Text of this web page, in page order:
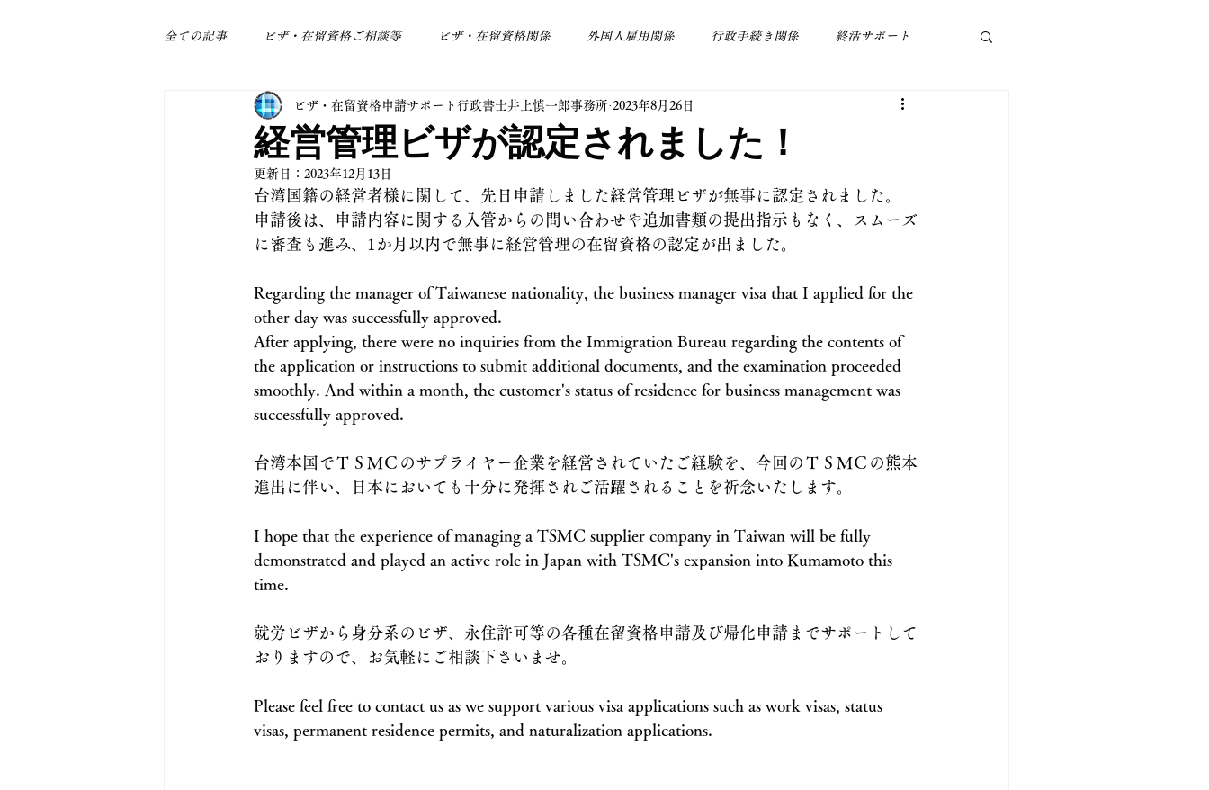
全ての記事 ビザ・在留資格ご相談等 ビザ・在留資格関係 外国人雇用関係 行政手続き関係 終活サポート
身近なトラブル 補助金関係 その他 会社設立関係
経営管理ビザが認定されました！
ビザ・在留資格申請サポート行政書士井上慎一郎事務所 2023年8月26日
更新日： 2023年12月13日
台湾国籍の経営者様に関して、先日申請しました経営管理ビザが無事に認定されました。
申請後は、申請内容に関する入管からの問い合わせや追加書類の提出指示もなく、スムーズ
に審査も進み、1か月以内で無事に経営管理の在留資格の認定が出ました。
Regarding the manager of Taiwanese nationality, the business manager visa that I applied for the
other day was successfully approved.
After applying, there were no inquiries from the Immigration Bureau regarding the contents of
the application or instructions to submit additional documents, and the examination proceeded
smoothly. And within a month, the customer's status of residence for business management was
successfully approved.
台湾本国でＴＳＭＣのサプライヤー企業を経営されていたご経験を、今回のＴＳＭＣの熊本
進出に伴い、日本においても十分に発揮されご活躍されることを祈念いたします。
I hope that the experience of managing a TSMC supplier company in Taiwan will be fully
demonstrated and played an active role in Japan with TSMC's expansion into Kumamoto this
time.
就労ビザから身分系のビザ、永住許可等の各種在留資格申請及び帰化申請までサポートして
おりますので、お気軽にご相談下さいませ。
Please feel free to contact us as we support various visa applications such as work visas, status
visas, permanent residence permits, and naturalization applications.